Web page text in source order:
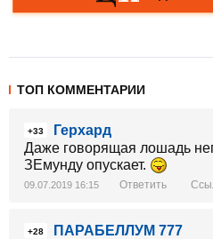
ТОП КОММЕНТАРИИ
+33
Герхард
Даже говорящая лошадь
ЗЕмунду опускает.
09.07.2019 16:15 Ответить
+28 ПАРАБЕЛЛУМ 777